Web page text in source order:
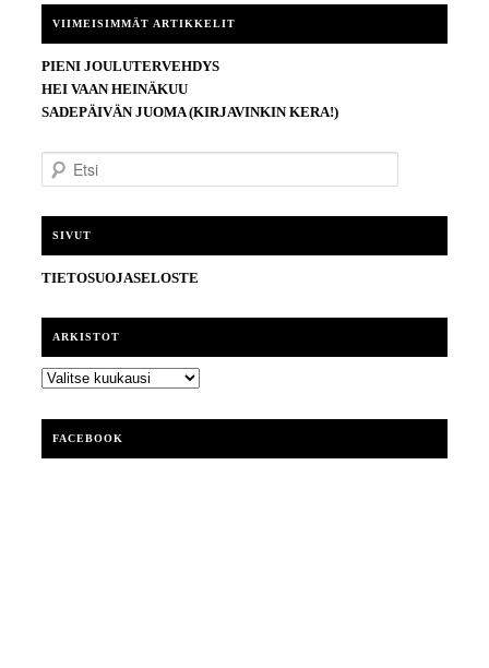
VIIMEISIMMÄT ARTIKKELIT
PIENI JOULUTERVEHDYS
HEI VAAN HEINÄKUU
SADEPÄIVÄN JUOMA (KIRJAVINKIN KERA!)
t
SIVUT
TIETOSUOJASELOSTE
ARKISTOT
ARKISTOT
FACEBOOK